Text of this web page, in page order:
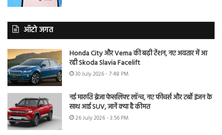
ऑटो जगत
Honda City और Verna की बढ़ी टेंशन, नए अवतार में आ
रही Skoda Slavia Facelift
30 July 2026 - 7:48 PM
नई मारुति ब्रेजा फेसलिफ्ट लॉन्च, नए फीचर्स और टर्बो इंजन के
साथ आई SUV, जानें क्या है कीमत
26 July 2026 - 3:56 PM